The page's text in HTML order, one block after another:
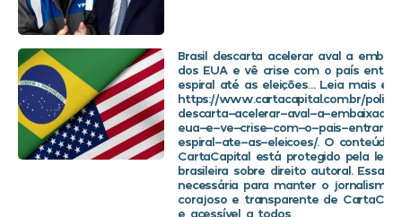
Brasil descarta acelerar aval a
dos EUA e vê crise com o país
espiral até as eleições… Leia mais em
https://www.cartacapital.com.br/
descarta-acelerar-aval-a-
eua-e-ve-crise-com-o-pais-entrar-
espiral-ate-as-eleicoes/. O conteúdo
CartaCapital está protegido pela
brasileira sobre direito autoral. Essa
necessária para manter o jornalismo
corajoso e transparente de
e acessível a todos